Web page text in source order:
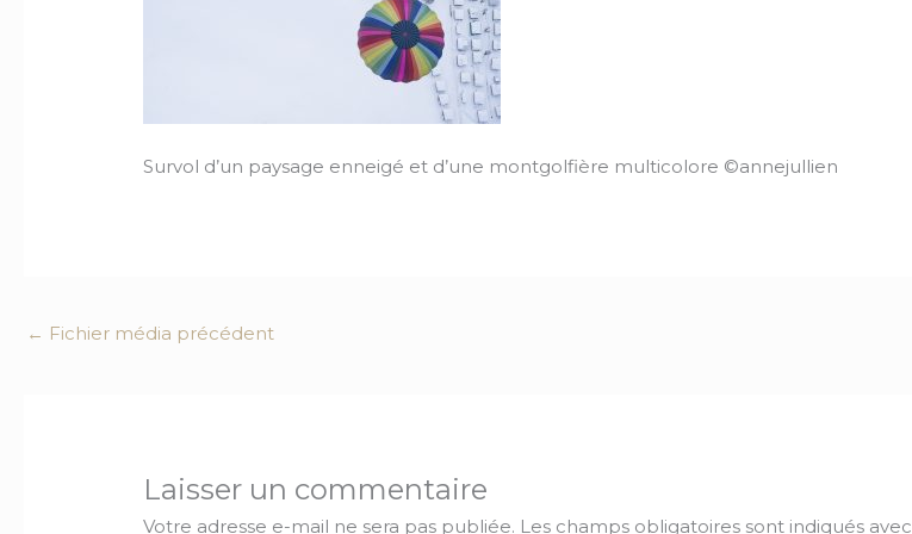
Survol d’un paysage enneigé et d’une montgolfière multicolore ©annejullien
← Fichier média précédent
Laisser un commentaire
Votre adresse e-mail ne sera pas publiée. Les champs obligatoires sont indiqués avec